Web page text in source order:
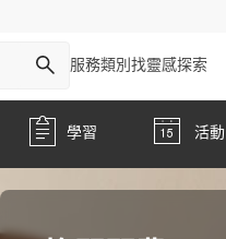
服務類別 找靈感探索
學習 活動